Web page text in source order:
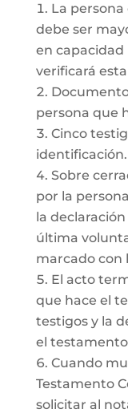
La
debe ser
en capacidad
verificará
persona que
Cinco
identificación.
Sobre
por la
la
última
marcado con
El acto
que hace el
testigos y la
el
Cuando
Testamento
solicitar al